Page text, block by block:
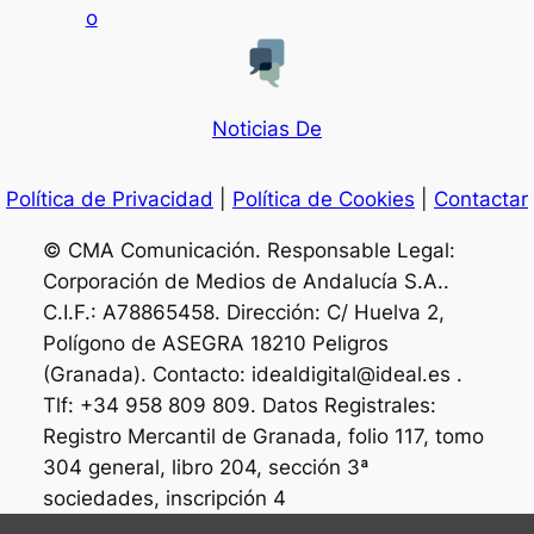
o
Noticias De
Política de Privacidad Política de Cookies Contactar
© CMA Comunicación. Responsable Legal:
Corporación de Medios de Andalucía S.A..
C.I.F.: A78865458. Dirección: C/ Huelva 2,
Polígono de ASEGRA 18210 Peligros
(Granada). Contacto: idealdigital@ideal.es .
Tlf: +34 958 809 809. Datos Registrales:
Registro Mercantil de Granada, folio 117, tomo
304 general, libro 204, sección 3ª
sociedades, inscripción 4